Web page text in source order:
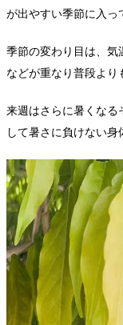
が出やすい季節に入っ
季節の変わり目は、 気
などが重なり 普段より
来週はさらに暑くなる
して暑さに負けない身